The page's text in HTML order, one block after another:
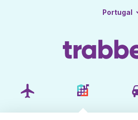
Portugal